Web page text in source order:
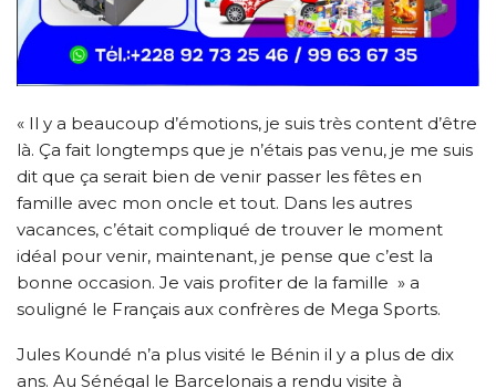
« Il y a beaucoup d’émotions, je suis très content d’être
là. Ça fait longtemps que je n’étais pas venu, je me suis
dit que ça serait bien de venir passer les fêtes en
famille avec mon oncle et tout. Dans les autres
vacances, c’était compliqué de trouver le moment
idéal pour venir, maintenant, je pense que c’est la
bonne occasion. Je vais profiter de la famille » a
souligné le Français aux confrères de Mega Sports.
Jules Koundé n’a plus visité le Bénin il y a plus de dix
ans. Au Sénégal le Barcelonais a rendu visite à